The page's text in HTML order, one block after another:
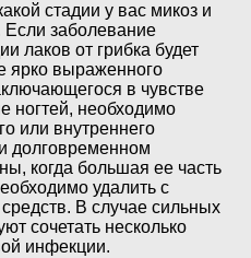
стадии у вас микоз и
заболевание
лаков от грибка будет
ярко выраженного
в чувстве
ногтей, необходимо
или внутреннего
долговременном
когда большая ее часть
удалить с
В случае сильных
сочетать несколько
инфекции.